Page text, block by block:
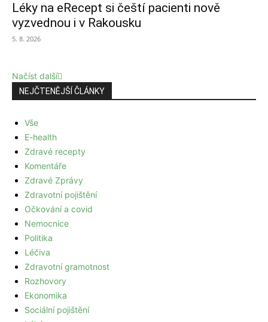
Léky na eRecept si čeští pacienti nově
vyzvednou i v Rakousku
5. 8. 2026
Načíst další
NEJČTENĚJŠÍ ČLÁNKY
Vše
E-health
Zdravé recepty
Komentáře
Zdravé Zprávy
Zdravotní pojištění
Očkování a covid
Nemocnice
Politika
Léčiva
Zdravotní gramotnost
Rozhovory
Ekonomika
Sociální pojištění